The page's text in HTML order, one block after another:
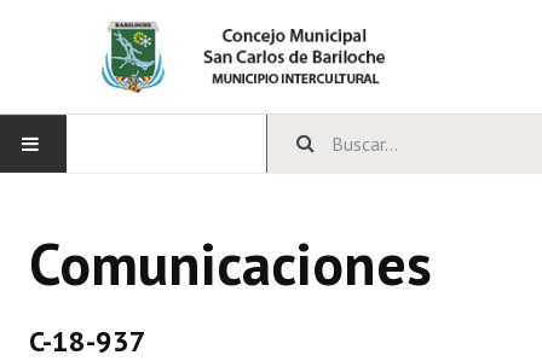
CONCEJO
Comunicaciones
C-18-937